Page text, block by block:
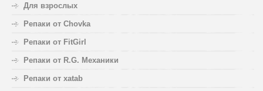
Для взрослых
Репаки от Chovka
Репаки от FitGirl
Репаки от R.G. Механики
Репаки от xatab